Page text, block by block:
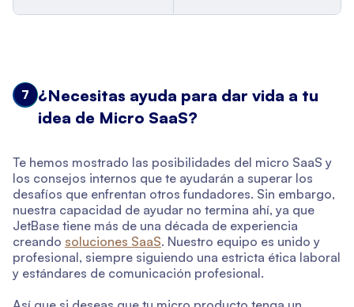
7
¿Necesitas ayuda para dar vida a tu
idea de Micro SaaS?
Te hemos mostrado las posibilidades del micro SaaS y
los consejos internos que te ayudarán a superar los
desafíos que enfrentan otros fundadores. Sin embargo,
nuestra capacidad de ayudar no termina ahí, ya que
JetBase tiene más de una década de experiencia
creando soluciones SaaS. Nuestro equipo es unido y
profesional, siempre siguiendo una estricta ética laboral
y estándares de comunicación profesional.